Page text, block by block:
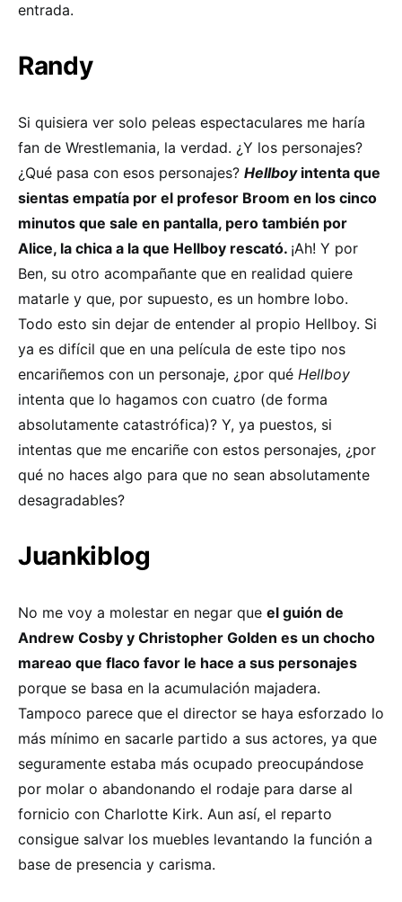
entrada.
Randy
Si quisiera ver solo peleas espectaculares me haría
fan de Wrestlemania, la verdad. ¿Y los personajes?
¿Qué pasa con esos personajes? Hellboyintenta que
sientas empatía por el profesor Broom en los cinco
minutos que sale en pantalla, pero también por
Alice, la chica a la que Hellboy rescató. ¡Ah! Y por
Ben, su otro acompañante que en realidad quiere
matarle y que, por supuesto, es un hombre lobo.
Todo esto sin dejar de entender al propio Hellboy. Si
ya es difícil que en una película de este tipo nos
encariñemos con un personaje, ¿por qué Hellboy
intenta que lo hagamos con cuatro (de forma
absolutamente catastrófica)? Y, ya puestos, si
intentas que me encariñe con estos personajes, ¿por
qué no haces algo para que no sean absolutamente
desagradables?
Juankiblog
No me voy a molestar en negar que el guión de
Andrew Cosby y Christopher Golden es un chocho
mareao que flaco favor le hace a sus personajes
porque se basa en la acumulación majadera.
Tampoco parece que el director se haya esforzado lo
más mínimo en sacarle partido a sus actores, ya que
seguramente estaba más ocupado preocupándose
por molar o abandonando el rodaje para darse al
fornicio con Charlotte Kirk. Aun así, el reparto
consigue salvar los muebles levantando la función a
base de presencia y carisma.